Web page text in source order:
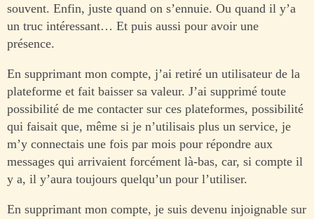
souvent. Enfin, juste quand on s’ennuie. Ou quand il y’a
un truc intéressant… Et puis aussi pour avoir une
présence.
En supprimant mon compte, j’ai retiré un utilisateur de la
plateforme et fait baisser sa valeur. J’ai supprimé toute
possibilité de me contacter sur ces plateformes, possibilité
qui faisait que, même si je n’utilisais plus un service, je
m’y connectais une fois par mois pour répondre aux
messages qui arrivaient forcément là-bas, car, si compte il
y a, il y’aura toujours quelqu’un pour l’utiliser.
En supprimant mon compte, je suis devenu injoignable sur